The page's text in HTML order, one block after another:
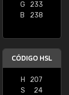
G
233
B
238
CÓDIGO HSL
H
207
S
24